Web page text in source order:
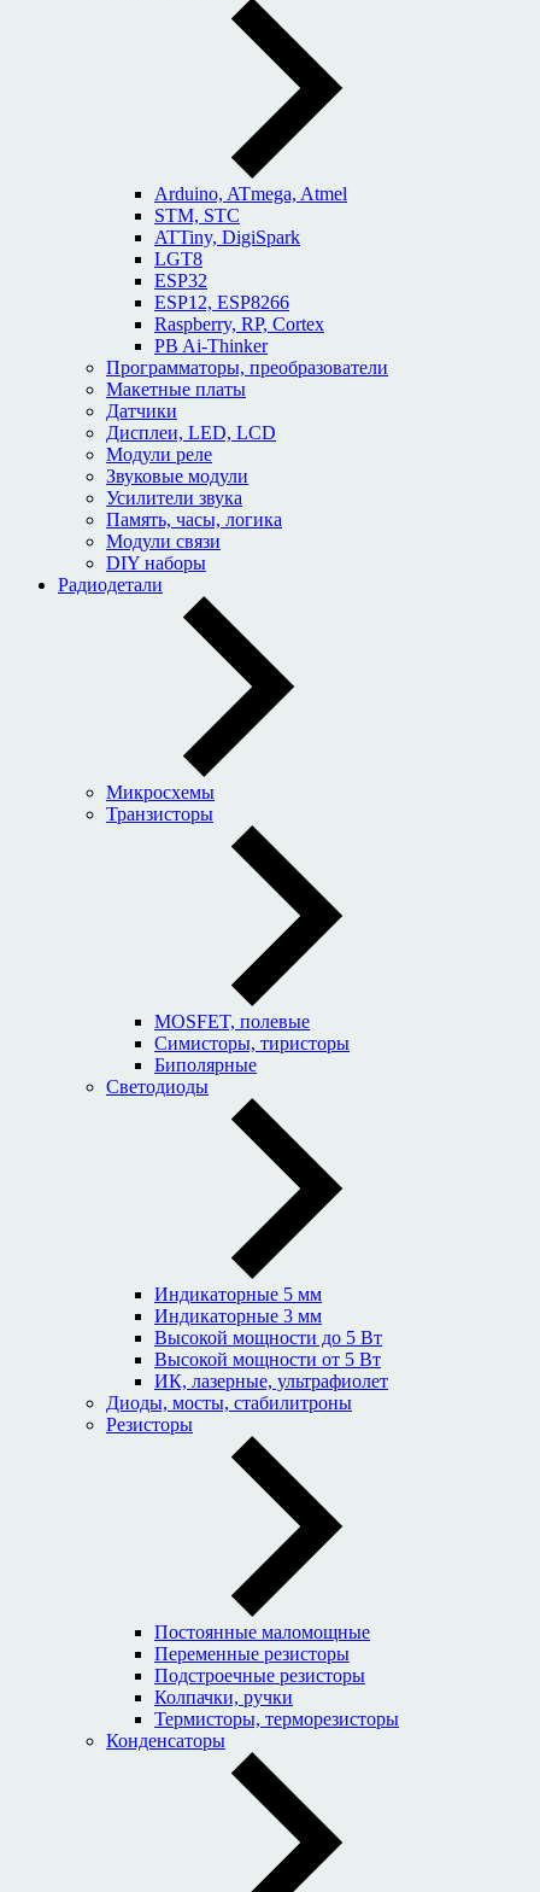
Arduino, ATmega, Atmel
STM, STC
ATTiny, DigiSpark
LGT8
ESP32
ESP12, ESP8266
Raspberry, RP, Cortex
PB Ai-Thinker
Программаторы, преобразователи
Макетные платы
Датчики
Дисплеи, LED, LCD
Модули реле
Звуковые модули
Усилители звука
Память, часы, логика
Модули связи
DIY наборы
Радиодетали
Микросхемы
Транзисторы
MOSFET, полевые
Симисторы, тиристоры
Биполярные
Светодиоды
Индикаторные 5 мм
Индикаторные 3 мм
Высокой мощности до 5 Вт
Высокой мощности от 5 Вт
ИК, лазерные, ультрафиолет
Диоды, мосты, стабилитроны
Резисторы
Постоянные маломощные
Переменные резисторы
Подстроечные резисторы
Колпачки, ручки
Термисторы, терморезисторы
Конденсаторы